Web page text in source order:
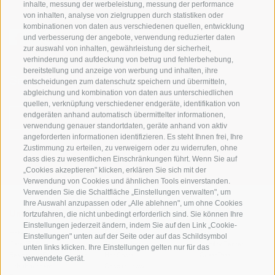
inhalte, messung der werbeleistung, messung der performance
von inhalten, analyse von zielgruppen durch statistiken oder
kombinationen von daten aus verschiedenen quellen, entwicklung
und verbesserung der angebote, verwendung reduzierter daten
zur auswahl von inhalten, gewährleistung der sicherheit,
verhinderung und aufdeckung von betrug und fehlerbehebung,
bereitstellung und anzeige von werbung und inhalten, ihre
entscheidungen zum datenschutz speichern und übermitteln,
abgleichung und kombination von daten aus unterschiedlichen
quellen, verknüpfung verschiedener endgeräte, identifikation von
endgeräten anhand automatisch übermittelter informationen,
verwendung genauer standortdaten, geräte anhand von aktiv
angeforderten informationen identifizieren. Es steht Ihnen frei, Ihre
Zustimmung zu erteilen, zu verweigern oder zu widerrufen, ohne
dass dies zu wesentlichen Einschränkungen führt. Wenn Sie auf
„Cookies akzeptieren" klicken, erklären Sie sich mit der
Verwendung von Cookies und ähnlichen Tools einverstanden.
Verwenden Sie die Schaltfläche „Einstellungen verwalten", um
Ihre Auswahl anzupassen oder „Alle ablehnen", um ohne Cookies
fortzufahren, die nicht unbedingt erforderlich sind. Sie können Ihre
Einstellungen jederzeit ändern, indem Sie auf den Link „Cookie-
Einstellungen" unten auf der Seite oder auf das Schildsymbol
unten links klicken. Ihre Einstellungen gelten nur für das
verwendete Gerät.
Sei jederzeit informiert und up to date!
NEWSLETTER
Unterkünfte
Hotel
Garni/B&B
Residence/Ferienwohnung
Themen
Die Region
Aktiv erleben
Service
Anreise
Mobility Center